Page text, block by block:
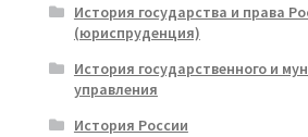
История государства и права
(юриспруденция)
История государственного и
управления
История России